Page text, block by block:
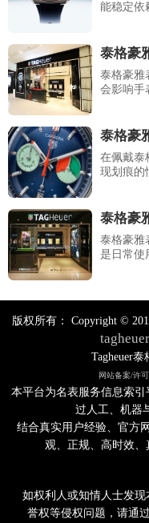
能稳定依
泰格豪
泰格豪雅
会影响手
泰格豪
在佩戴泰
现划痕的
泰格豪
泰格豪雅
是日常使
版权所有： Copyright ©
Tagheuer
网站备案/许
本平台为名表服务信息索
过人工、机器
结合真实用户经验、官方
观、正规、高时效
如权利人或知情人士发
誉权等侵权问题，请通